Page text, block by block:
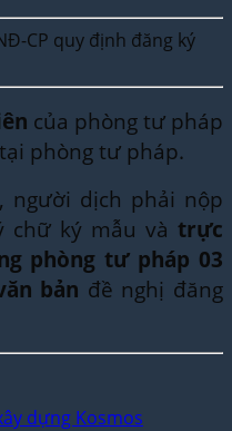
CP quy định đăng ký
của phòng tư pháp
phòng tư pháp.
người dịch phải nộp
chữ ký mẫu và trực
phòng tư pháp 03
bản đề nghị đăng
dựng Kosmos